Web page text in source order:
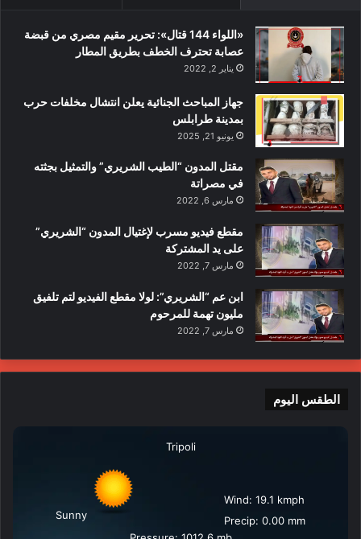
«اللواء 144 قتال»: تحرير مقيم مصري من قبضة
عصابة تحترف الخطف بطريق المطار
يناير 2, 2022
جهاز المباحث الجنائية يعلن انتشال مخلفات حرب
بمدينة طرابلس
يونيو 21, 2025
مقتل المدون “الطيب الشريري” والتمثيل بجثته
في مصراتة
مارس 6, 2022
مقطع فيديو مسرب لإغتيال المدون “الشريري”
على يد المشتركة
مارس 7, 2022
ابن عم “الشريري”: لولا مقطع الفيديو لتم تلفيق
مليون تهمة للمرحوم
مارس 7, 2022
الطقس اليوم
Tripoli
Sunny
Wind: 19.1 kmph
Precip: 0.00 mm